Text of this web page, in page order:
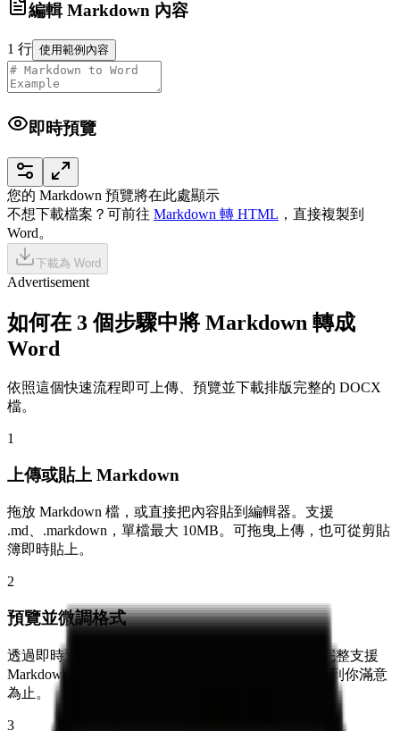
編輯 Markdown 內容
1 行 使用範例內容
即時預覽
您的 Markdown 預覽將在此處顯示
不想下載檔案？可前往 Markdown 轉 HTML ，直接複製到
Word。
下載為 Word
Advertisement
如何在 3 個步驟中將 Markdown 轉成
Word
依照這個快速流程即可上傳、預覽並下載排版完整的 DOCX
檔。
1
上傳或貼上 Markdown
拖放 Markdown 檔，或直接把內容貼到編輯器。支援
.md、.markdown，單檔最大 10MB。可拖曳上傳，也可從剪貼
簿即時貼上。
2
預覽並微調格式
透過即時預覽確認標題、表格與清單的呈現效果。完整支援
Markdown 語法並即時渲染。隨時調整文字與結構直到你滿意
為止。
3